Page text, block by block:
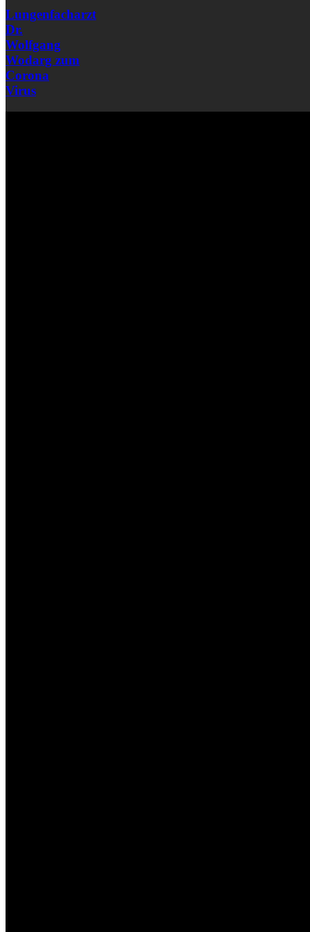
Lungenfacharzt
Dr.
Wolfgang
Wodarg zum
Corona
Virus